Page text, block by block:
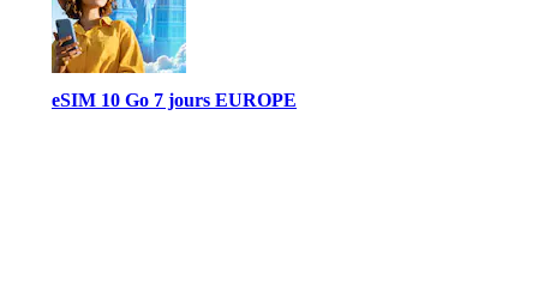
eSIM 10 Go 7 jours EUROPE